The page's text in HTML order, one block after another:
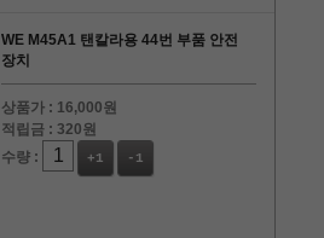
WE M45A1 탠칼라용 44번 부품 안전
장치
상품가 : 16,000원
적립금 :320원
수량 :
+1 -1